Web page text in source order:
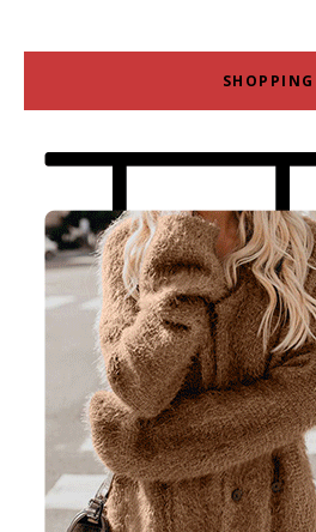
SHOPPING